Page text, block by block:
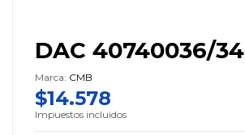
DAC 40740036/34
Marca: CMB
$14.578
Impuestos incluidos